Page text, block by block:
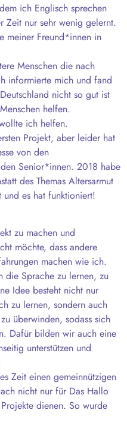
ich Englisch sprechen
Zeit nur sehr wenig gelernt.
meiner Freund*innen in
Menschen die nach
informierte mich und fand
nicht so gut ist
helfen.
ich helfen.
Projekt, aber leider hat
von den
Senior*innen. 2018 habe
des Themas Altersarmut
es hat funktioniert!
zu machen und
möchte, dass andere
machen wie ich.
Sprache zu lernen, zu
Idee besteht nicht nur
zu lernen, sondern auch
überwinden, sodass sich
Dafür bilden wir auch eine
unterstützen und
Zeit einen gemeinnützigen
nicht nur für Das Hallo
dienen. So wurde